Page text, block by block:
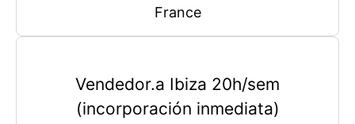
France
Vendedor.a Ibiza 20h/sem
(incorporación inmediata)